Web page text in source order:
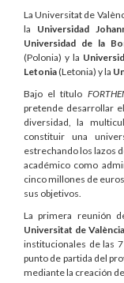
La Universitat de
la Universidad
Universidad de la
(Polonia) y la
Letonia(Letonia) y la
Bajo el título
pretende desarrollar
diversidad, la
constituir una
estrechando los lazos
académico como
cinco millones de
sus objetivos.
La primera reunión
Universitat de València
institucionales de las
punto de partida del
mediante la creación